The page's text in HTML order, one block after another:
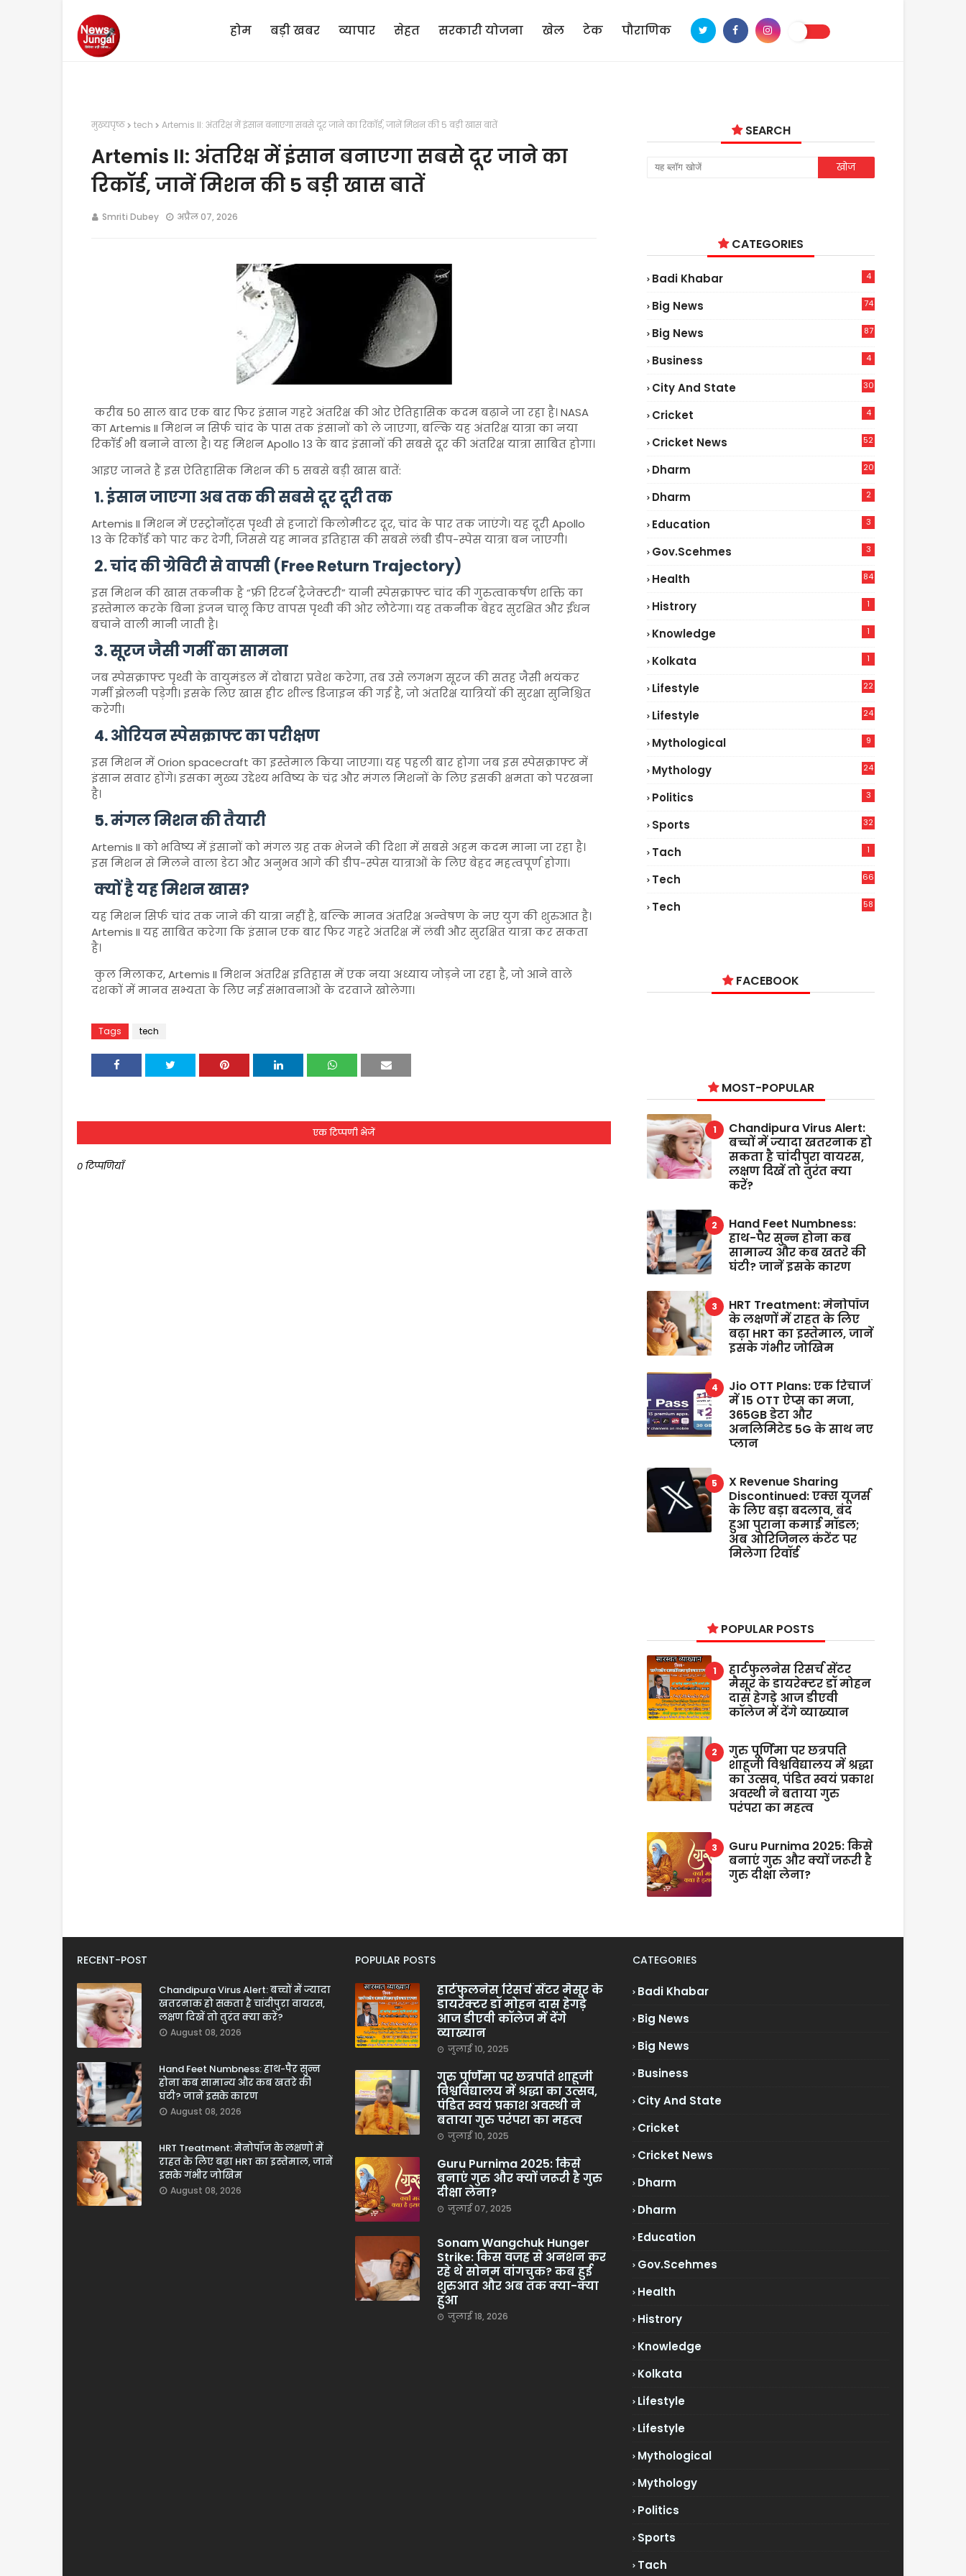
होम बड़ी खबर व्यापार सेहत सरकारी योजना खेल टेक पौराणिक
मुख्यपृष्ठ tech Artemis II: अंतरिक्ष में इंसान बनाएगा सबसे दूर जाने का रिकॉर्ड, जानें मिशन की 5 बड़ी खास बातें
Artemis II: अंतरिक्ष में इंसान बनाएगा सबसे दूर जाने का
रिकॉर्ड, जानें मिशन की 5 बड़ी खास बातें
Smriti Dubey अप्रैल 07, 2026
करीब 50 साल बाद एक बार फिर इंसान गहरे अंतरिक्ष की ओर ऐतिहासिक कदम बढ़ाने जा रहा है।NASA
काArtemis II मिशन न सिर्फ चांद के पास तक इंसानों को ले जाएगा, बल्कि यह अंतरिक्ष यात्रा का नया
रिकॉर्ड भी बनाने वाला है। यह मिशनApollo 13 के बाद इंसानों की सबसे दूर की अंतरिक्ष यात्रा साबित होगा।
आइए जानते हैं इस ऐतिहासिक मिशन की 5 सबसे बड़ी खास बातें:
1. इंसान जाएगा अब तक की सबसे दूर दूरी तक
Artemis II मिशन में एस्ट्रोनॉट्स पृथ्वी से हजारों किलोमीटर दूर, चांद के पार तक जाएंगे। यह दूरी Apollo
13 के रिकॉर्ड को पार कर देगी, जिससे यह मानव इतिहास की सबसे लंबी डीप-स्पेस यात्रा बन जाएगी।
2. चांद की ग्रेविटी से वापसी (Free Return Trajectory)
इस मिशन की खास तकनीक है “फ्री रिटर्न ट्रैजेक्टरी” यानी स्पेसक्राफ्ट चांद की गुरुत्वाकर्षण शक्ति का
इस्तेमाल करके बिना इंजन चालू किए वापस पृथ्वी की ओर लौटेगा। यह तकनीक बेहद सुरक्षित और ईंधन
बचाने वाली मानी जाती है।
3. सूरज जैसी गर्मी का सामना
जब स्पेसक्राफ्ट पृथ्वी के वायुमंडल में दोबारा प्रवेश करेगा, तब उसे लगभग सूरज की सतह जैसी भयंकर
गर्मी झेलनी पड़ेगी। इसके लिए खास हीट शील्ड डिजाइन की गई है, जो अंतरिक्ष यात्रियों की सुरक्षा सुनिश्चित
करेगी।
4. ओरियन स्पेसक्राफ्ट का परीक्षण
इस मिशन मेंOrion spacecraft का इस्तेमाल किया जाएगा। यह पहली बार होगा जब इस स्पेसक्राफ्ट में
इंसान सवार होंगे। इसका मुख्य उद्देश्य भविष्य के चंद्र और मंगल मिशनों के लिए इसकी क्षमता को परखना
है।
5. मंगल मिशन की तैयारी
Artemis II को भविष्य में इंसानों को मंगल ग्रह तक भेजने की दिशा में सबसे अहम कदम माना जा रहा है।
इस मिशन से मिलने वाला डेटा और अनुभव आगे की डीप-स्पेस यात्राओं के लिए बेहद महत्वपूर्ण होगा।
क्यों है यह मिशन खास?
यह मिशन सिर्फ चांद तक जाने की यात्रा नहीं है, बल्कि मानव अंतरिक्ष अन्वेषण के नए युग की शुरुआत है।
Artemis II यह साबित करेगा कि इंसान एक बार फिर गहरे अंतरिक्ष में लंबी और सुरक्षित यात्रा कर सकता
है।
कुल मिलाकर, Artemis II मिशन अंतरिक्ष इतिहास में एक नया अध्याय जोड़ने जा रहा है, जो आने वाले
दशकों में मानव सभ्यता के लिए नई संभावनाओं के दरवाजे खोलेगा।
Tags tech
एक टिप्पणी भेजें
0 टिप्पणियाँ
SEARCH
CATEGORIES
Badi Khabar 4
Big News
74
Big News
87
Business 4
City And State 30
Cricket 4
Cricket News
52
Dharm 20
Dharm 2
Education 3
Gov.scehmes 3
Health
84
Histrory 1
Knowledge 1
Kolkata 1
Lifestyle
22
Lifestyle
24
Mythological 9
Mythology 24
Politics 3
Sports 32
Tach 1
Tech
66
Tech
58
FACEBOOK
MOST-POPULAR
Chandipura Virus Alert:
बच्चों में ज्यादा खतरनाक हो
सकता है चांदीपुरा वायरस,
लक्षण दिखें तो तुरंत क्या
करें?
Hand Feet Numbness:
हाथ-पैर सुन्न होना कब
सामान्य और कब खतरे की
घंटी? जानें इसके कारण
HRT Treatment: मेनोपॉज
के लक्षणों में राहत के लिए
बढ़ा HRT का इस्तेमाल, जानें
इसके गंभीर जोखिम
Jio OTT Plans: एक रिचार्ज
में 15 OTT ऐप्स का मजा,
365GB डेटा और
अनलिमिटेड 5G के साथ नए
प्लान
X Revenue Sharing
Discontinued: एक्स यूजर्स
के लिए बड़ा बदलाव, बंद
हुआ पुराना कमाई मॉडल;
अब ओरिजिनल कंटेंट पर
मिलेगा रिवॉर्ड
POPULAR POSTS
हार्टफुलनेस रिसर्च सेंटर
मैसूर के डायरेक्टर डॉ मोहन
दास हेगड़े आज डीएवी
कॉलेज में देंगे व्याख्यान
गुरु पूर्णिमा पर छत्रपति
शाहूजी विश्वविद्यालय में श्रद्धा
का उत्सव, पंडित स्वयं प्रकाश
अवस्थी ने बताया गुरु
परंपरा का महत्व
Guru Purnima 2025: किसे
बनाएं गुरु और क्यों जरूरी है
गुरु दीक्षा लेना?
RECENT-POST
Chandipura Virus Alert: बच्चों में ज्यादा
खतरनाक हो सकता है चांदीपुरा वायरस,
लक्षण दिखें तो तुरंत क्या करें?
August 08, 2026
Hand Feet Numbness: हाथ-पैर सुन्न
होना कब सामान्य और कब खतरे की
घंटी? जानें इसके कारण
August 08, 2026
HRT Treatment: मेनोपॉज के लक्षणों में
राहत के लिए बढ़ा HRT का इस्तेमाल, जानें
इसके गंभीर जोखिम
August 08, 2026
POPULAR POSTS
हार्टफुलनेस रिसर्च सेंटर मैसूर के
डायरेक्टर डॉ मोहन दास हेगड़े
आज डीएवी कॉलेज में देंगे
व्याख्यान
जुलाई 10, 2025
गुरु पूर्णिमा पर छत्रपति शाहूजी
विश्वविद्यालय में श्रद्धा का उत्सव,
पंडित स्वयं प्रकाश अवस्थी ने
बताया गुरु परंपरा का महत्व
जुलाई 10, 2025
Guru Purnima 2025: किसे
बनाएं गुरु और क्यों जरूरी है गुरु
दीक्षा लेना?
जुलाई 07, 2025
Sonam Wangchuk Hunger
Strike: किस वजह से अनशन कर
रहे थे सोनम वांगचुक? कब हुई
शुरुआत और अब तक क्या-क्या
हुआ
जुलाई 18, 2026
CATEGORIES
Badi Khabar
Big News
Big News
Business
City And State
Cricket
Cricket News
Dharm
Dharm
Education
Gov.scehmes
Health
Histrory
Knowledge
Kolkata
Lifestyle
Lifestyle
Mythological
Mythology
Politics
Sports
Tach